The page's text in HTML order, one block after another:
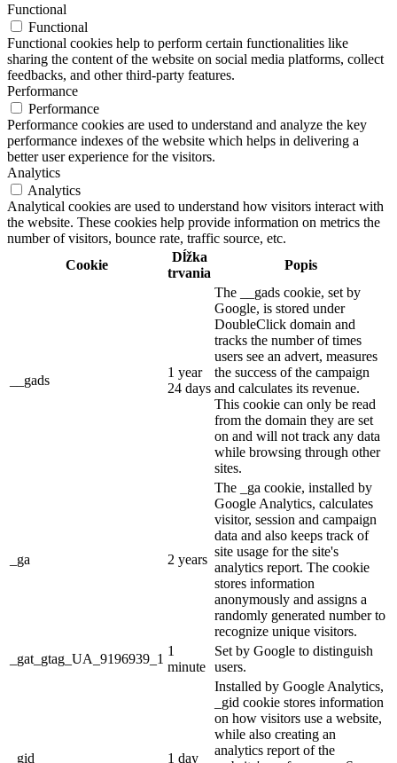
Functional
Functional
Functional cookies help to perform certain functionalities like
sharing the content of the website on social media platforms, collect
feedbacks, and other third-party features.
Performance
Performance
Performance cookies are used to understand and analyze the key
performance indexes of the website which helps in delivering a
better user experience for the visitors.
Analytics
Analytics
Analytical cookies are used to understand how visitors interact with
the website. These cookies help provide information on metrics the
number of visitors, bounce rate, traffic source, etc.
Cookie
Dĺžka
trvania
Popis
__gads
1 year
24 days
The __gads cookie, set by
Google, is stored under
DoubleClick domain and
tracks the number of times
users see an advert, measures
the success of the campaign
and calculates its revenue.
This cookie can only be read
from the domain they are set
on and will not track any data
while browsing through other
sites.
_ga 2 years
The _ga cookie, installed by
Google Analytics, calculates
visitor, session and campaign
data and also keeps track of
site usage for the site's
analytics report. The cookie
stores information
anonymously and assigns a
randomly generated number to
recognize unique visitors.
_gat_gtag_UA_9196939_1
1
minute
Set by Google to distinguish
users.
_gid 1 day
Installed by Google Analytics,
_gid cookie stores information
on how visitors use a website,
while also creating an
analytics report of the